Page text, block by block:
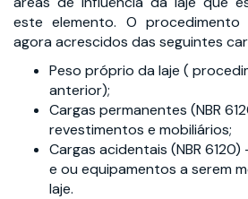
este elemento. O
agora acrescidos das seguintes
Peso próprio da laje (
anterior);
Cargas permanentes (NBR
revestimentos e mobiliários;
Cargas acidentais (NBR
e ou equipamentos a serem
laje.